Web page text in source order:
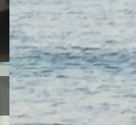
Adieu mon cher Alexandre
Drubigny ! Je viens à l’instant
d’apprendre que tu aurais
décidé de partir à la recherche